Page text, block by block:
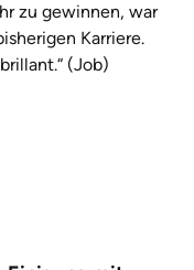
zu gewinnen, war
Karriere.
(Job)